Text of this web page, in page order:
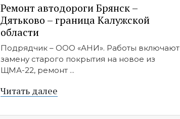
Ремонт автодороги Брянск –
Дятьково – граница Калужской
области
Подрядчик – ООО «АНИ». Работы включают
замену старого покрытия на новое из
ЩМА-22, ремонт ...
Читать далее